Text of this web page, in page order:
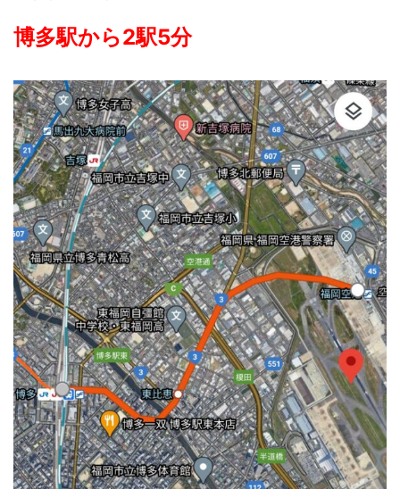
博多駅から2駅5分